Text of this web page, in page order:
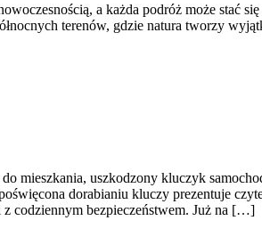
a każda podróż może stać
terenów, gdzie natura tworzy
mieszkania, uszkodzony kluczyk
dorabianiu kluczy prezentuje
z codziennym bezpieczeństwem. Już na […]